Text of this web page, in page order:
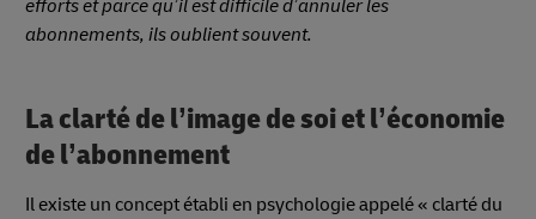
efforts et parce qu’il est difficile d’annuler les
abonnements, ils oublient souvent.
La clarté de l’image de soi et l’économie
de l’abonnement
Il existe un concept établi en psychologie appelé « clarté du